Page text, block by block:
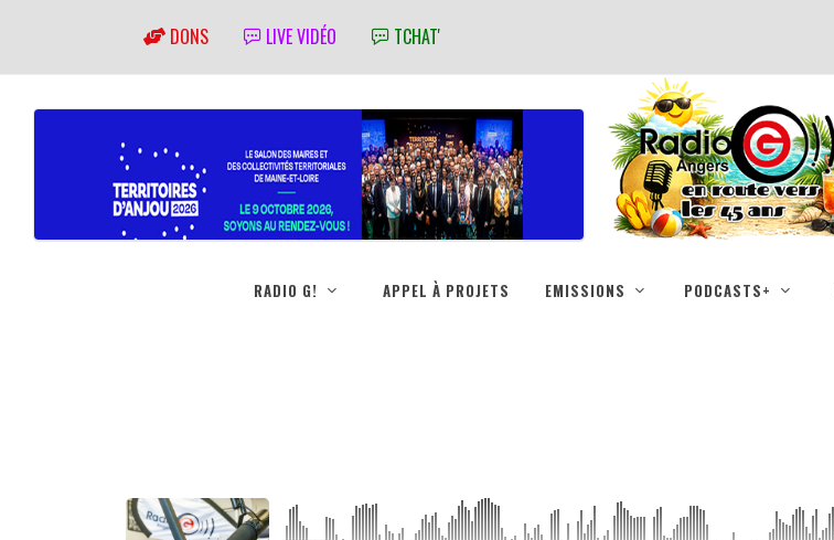
DONS LIVE VIDÉO TCHAT'
RADIO G! APPEL À PROJETS EMISSIONS PODCASTS+